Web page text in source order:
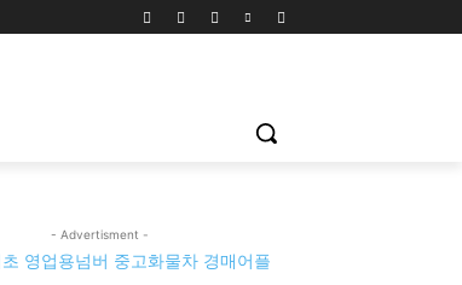
- Advertisment -